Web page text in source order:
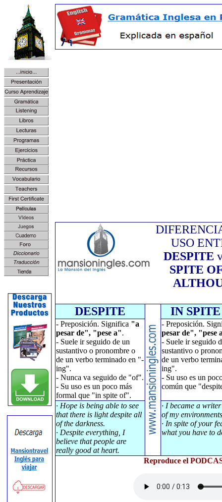
USO
DESPITE
SPITE
DESPITE IN
- Preposición. Significa "a
pesar de", "pese a".
- Suele ir seguido de un
sustantivo o pronombre o
de un verbo terminado en "-
ing".
- Nunca va seguido de "of".
- Su uso es un poco más
formal que "in spite of".
- Preposición.
pesar de", "pese
- Suele ir seguido
sustantivo o
de un verbo
ing".
- Su uso es un
común que
· Hope is being able to see
that there is light despite all
of the darkness.
· Despite everything, I
believe that people are
really good at heart.
· I became a
of my
· In spite of your
what you have to
Reproduce el